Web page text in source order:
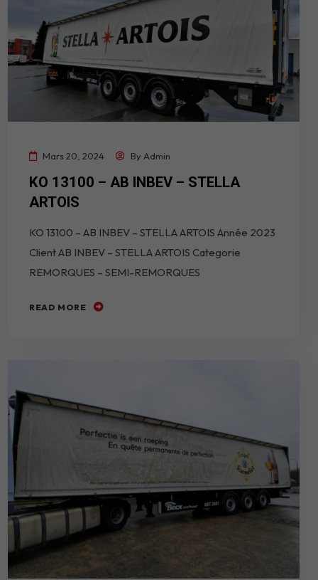
Mars 20, 2024 By Admin
KO 13100 – AB INBEV – STELLA
ARTOIS
KO 13100 – AB INBEV – STELLA ARTOIS Année 2023
Client AB INBEV – STELLA ARTOIS Categorie
REMORQUES – SEMI-REMORQUES
READ MORE